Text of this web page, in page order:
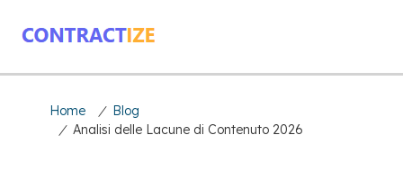
Home / Blog
/ Analisi delle Lacune di Contenuto 2026